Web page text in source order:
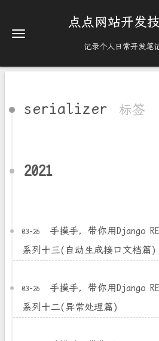
点点网站开发
记录个人日常开发笔
serializer 标签
2021
03-26
手摸手，带你用Django
系列十三(自动生成接口文档篇)
03-26
手摸手，带你用Django
系列十二(异常处理篇)